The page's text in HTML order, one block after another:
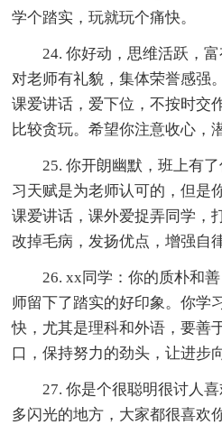
学个踏实，玩就玩个痛快。
24. 你好动，思维活跃，
对老师有礼貌，集体荣誉感强
课爱讲话，爱下位，不按时交
比较贪玩。希望你注意收心，
25. 你开朗幽默，班上有
习天赋是为老师认可的，但是
课爱讲话，课外爱捉弄同学，
改掉毛病，发扬优点，增强自
26. xx同学：你的质朴和
师留下了踏实的好印象。你学
快，尤其是理科和外语，要善
口，保持努力的劲头，让进步
27. 你是个很聪明很讨人
多闪光的地方，大家都很喜欢